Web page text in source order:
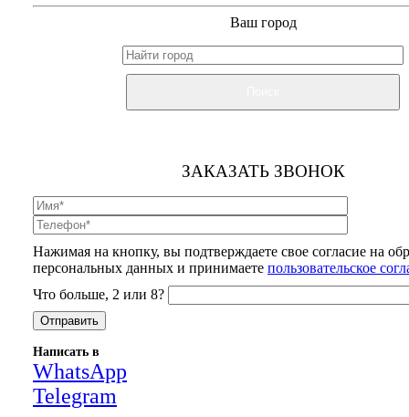
Ваш город
ЗАКАЗАТЬ ЗВОНОК
Нажимая на кнопку, вы подтверждаете свое согласие на
персональных данных и принимаете пользовательское
Что больше, 2 или 8?
Написать в
WhatsApp
Telegram